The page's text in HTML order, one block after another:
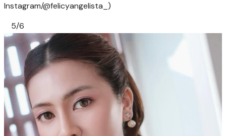
Instagram/@felicyangelista_)
5/6